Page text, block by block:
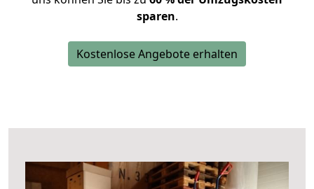
sparen.
Kostenlose Angebote erhalten